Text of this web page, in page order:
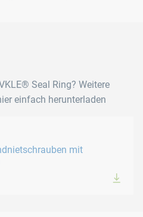
Seal Ring? Weitere
einfach herunterladen
mit